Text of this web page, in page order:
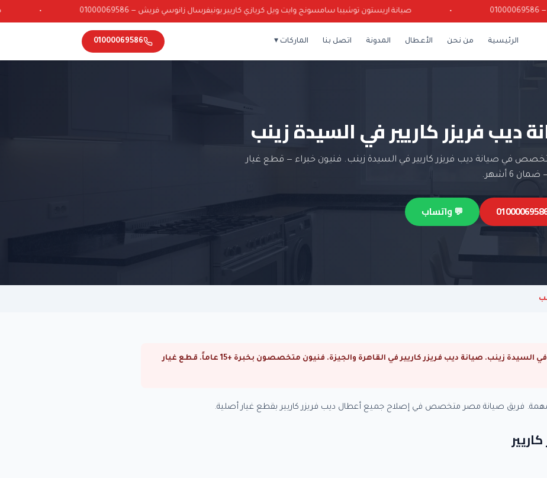
صيانة اريستون توشيبا سامسونج وايت ويل كريازي كاريير يونيفرسال زانوسي فريش — 01000069586
الرئيسية من نحن الأعطال المدونة اتصل بنا الماركات ▾ 01000069586
ديب فريزر كاريير في السيدة زينب
في صيانة ديب فريزر كاريير في السيدة زينب. فنيون خبراء — قطع غيار
6 أشهر.
💬 واتساب
⚠ صيانة ديب فريزر كاريير في السيدة زينب. صيانة ديب فريزر كاريير في القاهرة والجيزة. فنيون متخصصون بخبرة +15 عاماً. قطع غيار
المهمة. فريق صيانة مصر متخصص في إصلاح جميع أعطال ديب فريزر كاريير بقطع غيار أصلية.